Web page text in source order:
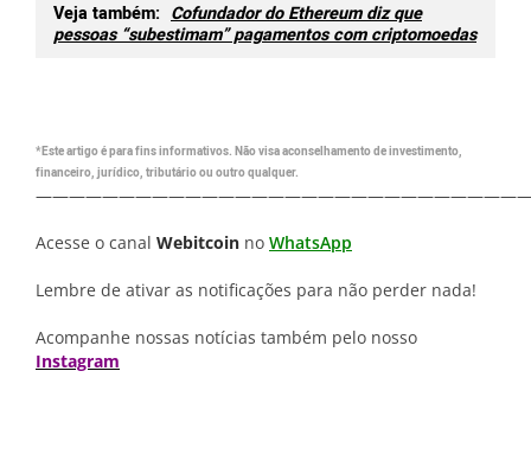
Veja também: Cofundador do Ethereum diz que
pessoas “subestimam” pagamentos com criptomoedas
*Este artigo é para fins informativos. Não visa aconselhamento de investimento,
financeiro, jurídico, tributário ou outro qualquer.
Acesse o canal Webitcoin no WhatsApp
Lembre de ativar as notificações para não perder nada!
Acompanhe nossas notícias também pelo nosso
Instagram